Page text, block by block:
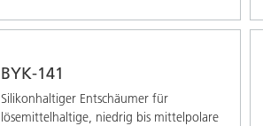
BYK-141
Silikonhaltiger Entschäumer für
lösemittelhaltige, niedrig bis mittelpolare